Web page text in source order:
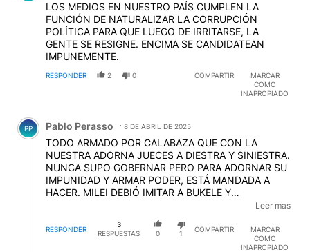
LOS MEDIOS EN NUESTRO PAÍS CUMPLEN LA
FUNCIÓN DE NATURALIZAR LA CORRUPCIÓN
POLÍTICA PARA QUE LUEGO DE IRRITARSE, LA
GENTE SE RESIGNE. ENCIMA SE CANDIDATEAN
IMPUNEMENTE.
RESPONDER 2 0 COMPARTIR
MARCAR
COMO
INAPROPIADO
Comentario de Pablo Perasso.
PP Pablo Perasso 8 DE ABRIL DE 2025
TODO ARMADO POR CALABAZA QUE CON LA
NUESTRA ADORNA JUECES A DIESTRA Y SINIESTRA.
NUNCA SUPO GOBERNAR PERO PARA ADORNAR SU
IMPUNIDAD Y ARMAR PODER, ESTÁ MANDADA A
HACER. MILEI DEBIÓ IMITAR A BUKELE Y
ENCERRARLOS A TODOS EN UNA MEGACÁRCEL,
EMPEZANDO POR LOS JUECES. PARA EMPEZAR DE
CERO TENÉS QUE BARRER CON LA MUGRE, COMO
MAXIMO QUERÍA HACER CON CÓMODO = CFK.
Leer mas
RESPONDER
3
RESPUESTAS
0 1
COMPARTIR
MARCAR
COMO
INAPROPIADO